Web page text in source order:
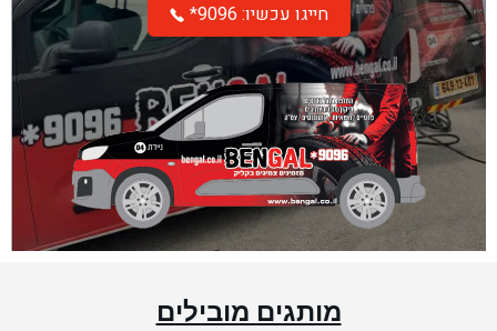
*חייגו עכשיו: 9096
מותגים מובילים